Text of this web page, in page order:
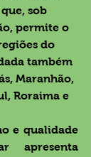
sob
permite o
do
também
Maranhão,
Roraima e
e qualidade
apresenta